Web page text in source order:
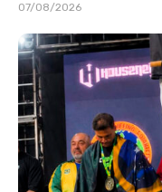
07/08/2026